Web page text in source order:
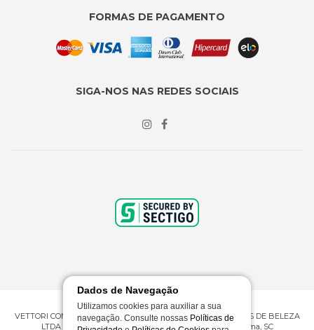
FORMAS DE PAGAMENTO
SIGA-NOS NAS REDES SOCIAIS
VETTORI COMERCIO ATACADISTA E VAREJISTA DE PRODUTOS DE BELEZA
LTDA ME | CNPJ 09.430.602/0001-53 | Rua 276, 360 - Itapema, SC
Dados de Navegação
Utilizamos cookies para auxiliar a sua
navegação. Consulte nossas Políticas de